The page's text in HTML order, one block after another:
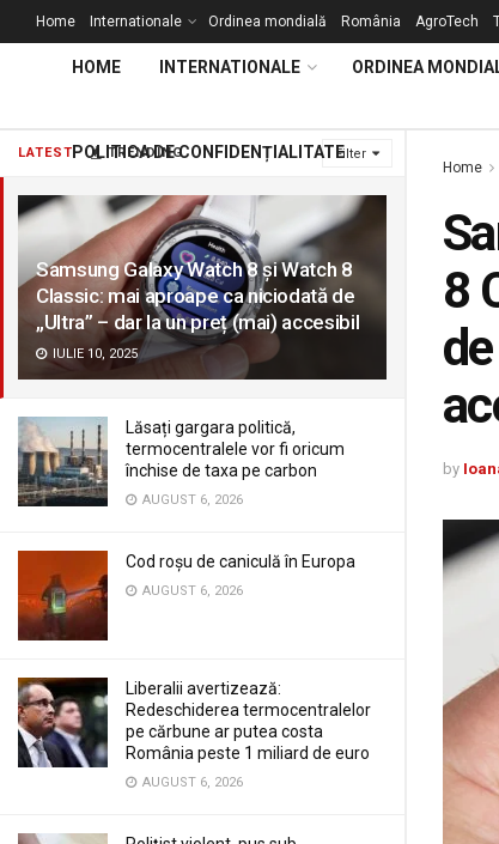
LATEST TRENDING Filter
Samsung Galaxy Watch 8 și Watch 8
Classic: mai aproape ca niciodată de
„Ultra” – dar la un preț (mai) accesibil
IULIE 10, 2025
Lăsați gargara politică,
termocentralele vor fi oricum
închise de taxa pe carbon
AUGUST 6, 2026
Cod roșu de caniculă în Europa
AUGUST 6, 2026
Liberalii avertizează:
Redeschiderea termocentralelor
pe cărbune ar putea costa
România peste 1 miliard de euro
AUGUST 6, 2026
Home Internationale Ordinea mondială România AgroTech
HOME INTERNATIONALE ORDINEA
POLITICA DE CONFIDENȚIALITATE
Home
8
by